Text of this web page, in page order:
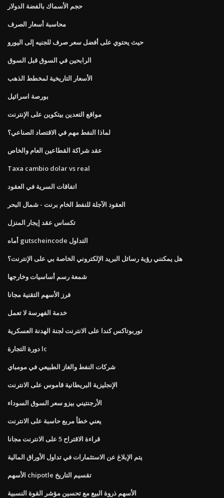
حجم الأسماك بالفضة الدولار
محاسبة أسعار الصرف
حيث يحتوي على أفضل سعر صرف للجنيه إلى اليورو
الرابحين في السوق قبل السوق
الأسعار التاريخية لمخطط الذهب
بورصة اسرائيل
مواقع التعدين بيتكوين على الإنترنت
لماذا النفط مهم في الاقتصاد الصناعي؟
عقد شراكة القطاعين العام والخاص
Taxa cambio dolar vs real
اتفاقات السرية في العقود
العقود الآجلة للنفط الخام برنت - شمال البحر
تكساس عقد إيجار المنزل
أماه gutscheincode التداول
هل يمكنني رؤية رسائل البريد الإلكتروني الخاصة بي على الإنترنت؟
شمعة رسم أساسيات وخارجها
فرز الأسهم التقنية مجانا
خدمة الفهرسة لا تعمل
توربوتاكس كندا على الانترنت لجنة الهدنة العسكرية
دورة التجارة lc
شركات النفط والغاز الطبيعي في مومباي
الإنجليزية البريطانية قاموس على الانترنت
الأرجنتيني بيزو سعر السوق السوداء
يعني خطأ مربع حاسبة على الانترنت
قراءة الاقتراح 5 على الانترنت مجانا
يتم الإبلاغ عن الاستثمارات في تداول الأوراق المالية
الأسهم chipotle تقسيم التاريخ
الأسهم ذروة البيع مع تحسين مؤشر القوة النسبية